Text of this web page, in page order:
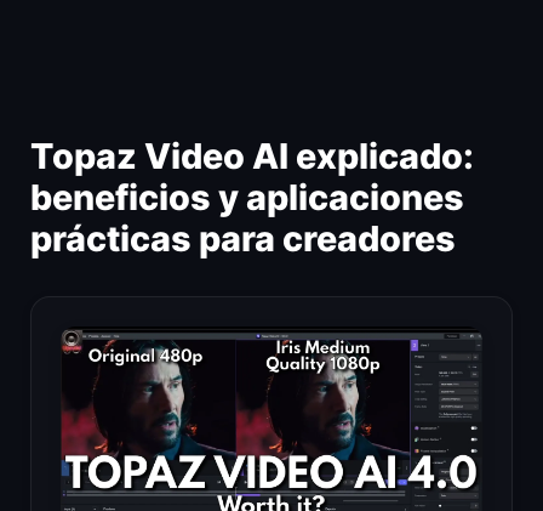
Topaz Video AI explicado:
beneficios y aplicaciones
prácticas para creadores